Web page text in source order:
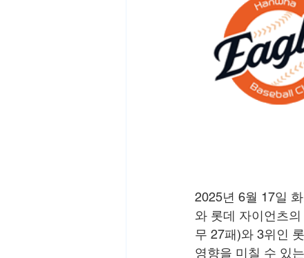
2025년 6월 17일
와 롯데 자이언츠
무 27패)와 3위인
영향을 미칠 수 있